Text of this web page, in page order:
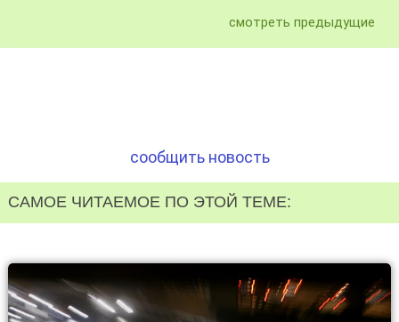
смотреть предыдущие
сообщить новость
САМОЕ ЧИТАЕМОЕ ПО ЭТОЙ ТЕМЕ: